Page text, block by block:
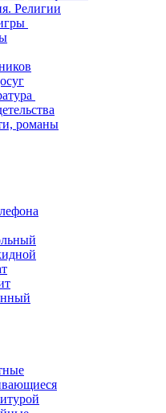
Религии
романы